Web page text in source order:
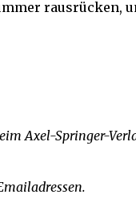
rausrücken,
Axel-Springer-